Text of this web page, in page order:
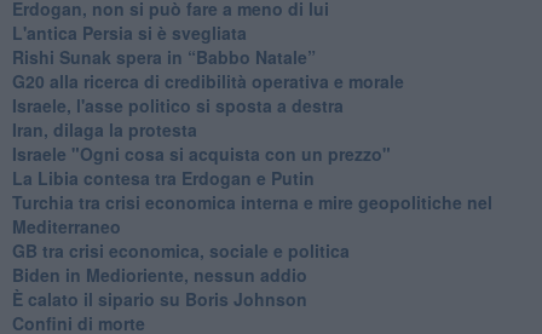
Erdogan, non si può fare a meno di lui
L'antica Persia si è svegliata
Rishi Sunak spera in “Babbo Natale”
G20 alla ricerca di credibilità operativa e morale
Israele, l'asse politico si sposta a destra
Iran, dilaga la protesta
Israele "Ogni cosa si acquista con un prezzo"
La Libia contesa tra Erdogan e Putin
Turchia tra crisi economica interna e mire geopolitiche nel
Mediterraneo
GB tra crisi economica, sociale e politica
Biden in Medioriente, nessun addio
È calato il sipario su Boris Johnson
Confini di morte